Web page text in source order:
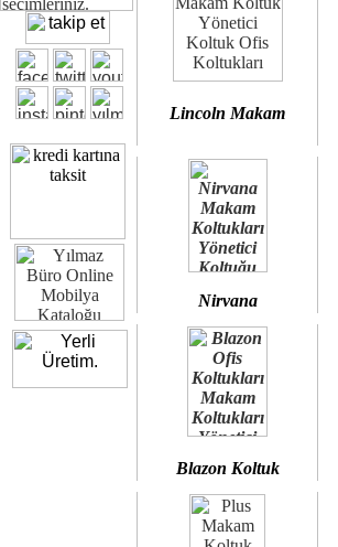
Ofisinizin dekorasyonunda ergonomi ve
Çünkü sitemizde bulunan seçkin bürosit,
Size yakışan ofis koltuk tasarımına gelin
Kalite ve ergonomiyi arıyanların
Lincoln Makam
Nirvana
Blazon Koltuk